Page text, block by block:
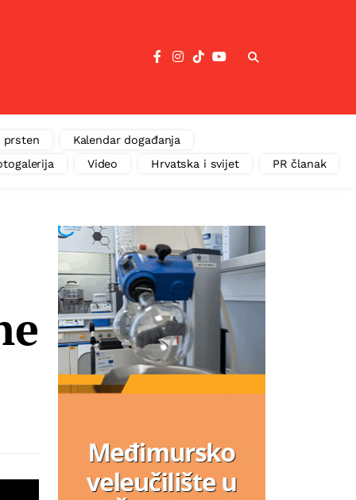
prsten
Kalendar događanja
Video Hrvatska i svijet PR članak